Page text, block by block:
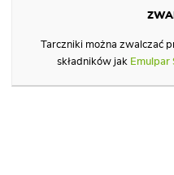
Tarczniki można zwalczać
składników jak Emulpar